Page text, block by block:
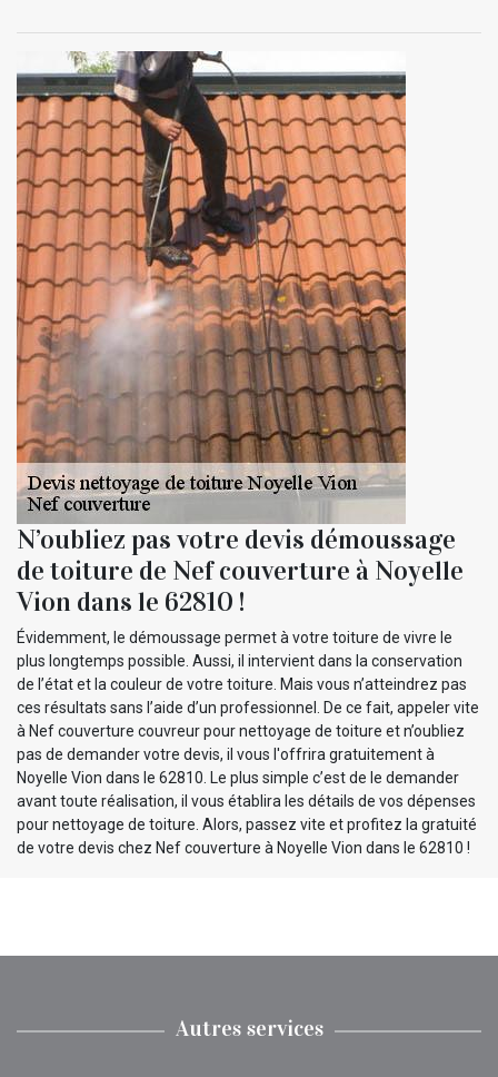
N’oubliez pas votre devis démoussage
de toiture de Nef couverture à Noyelle
Vion dans le 62810 !
Évidemment, le démoussage permet à votre toiture de vivre le
plus longtemps possible. Aussi, il intervient dans la conservation
de l’état et la couleur de votre toiture. Mais vous n’atteindrez pas
ces résultats sans l’aide d’un professionnel. De ce fait, appeler vite
à Nef couverture couvreur pour nettoyage de toiture et n’oubliez
pas de demander votre devis, il vous l'offrira gratuitement à
Noyelle Vion dans le 62810. Le plus simple c’est de le demander
avant toute réalisation, il vous établira les détails de vos dépenses
pour nettoyage de toiture. Alors, passez vite et profitez la gratuité
de votre devis chez Nef couverture à Noyelle Vion dans le 62810 !
Autres services